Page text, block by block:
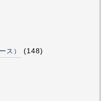
ス） (148)